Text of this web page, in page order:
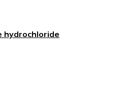
hydrochloride